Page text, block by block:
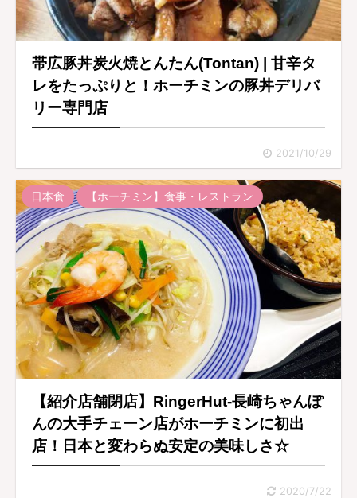
帯広豚丼炭火焼とんたん(Tontan) | 甘辛タ
レをたっぷりと！ホーチミンの豚丼デリバ
リー専門店
2021/10/29
日本食 【ホーチミン】食事・レストラン
【紹介店舗閉店】RingerHut-長崎ちゃんぽ
んの大手チェーン店がホーチミンに初出
店！日本と変わらぬ安定の美味しさ☆
2020/7/22